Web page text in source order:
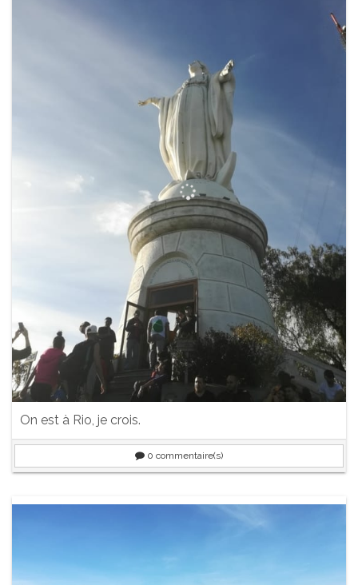
On est à Rio, je crois.
0 commentaire(s)